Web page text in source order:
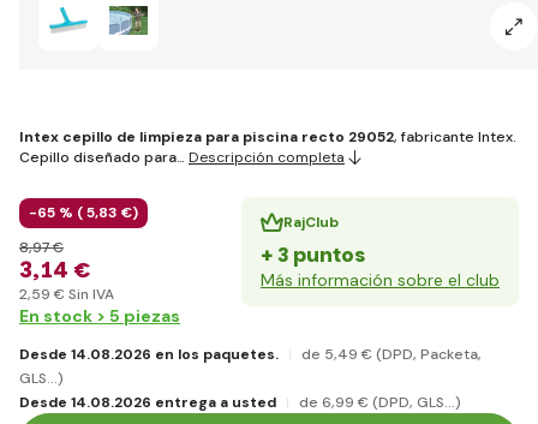
Intex cepillo de limpieza para piscina recto 29052, fabricante Intex.
Cepillo diseñado para… Descripción completa
-65 % (5,83 €)
3,14 €
8,97 €
2,59 € Sin IVA
RajClub
+ 3 puntos
Más información sobre el club
En stock > 5 piezas
Desde 14.08.2026 en los paquetes. de 5,49 € (DPD, Packeta,
GLS...)
Desde 14.08.2026 entrega a usted
de 6,99 € (DPD, GLS...)